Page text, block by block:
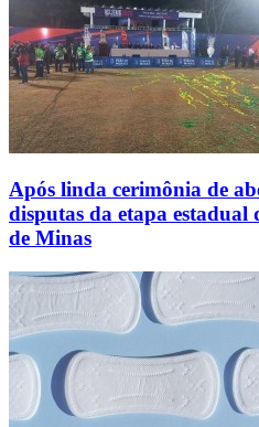
Após linda cerimônia de
disputas da etapa
de Minas